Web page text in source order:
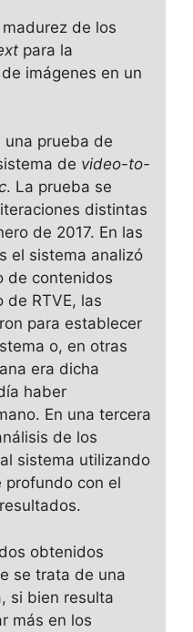
de los
para la
imágenes en un
una prueba de
de video-to-
. La prueba se
distintas
de 2017. En las
el sistema analizó
de contenidos
de RTVE, las
para establecer
o, en otras
era dicha
haber
En una tercera
de los
sistema utilizando
profundo con el
obtenidos
se trata de una
si bien resulta
más en los